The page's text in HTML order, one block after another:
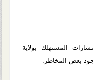
المستهلك بولاية
بعض المخاطر.